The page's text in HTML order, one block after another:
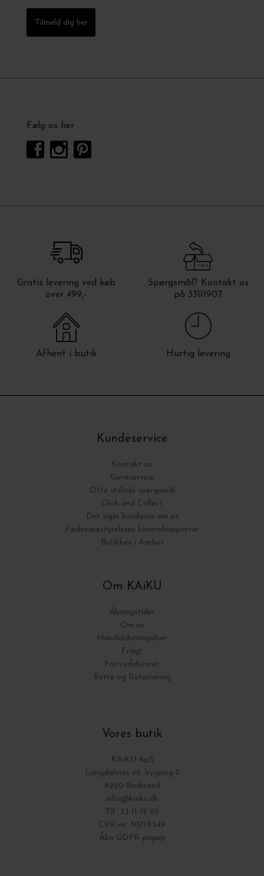
Tilmeld dig her
Følg os her
Gratis levering ved køb
over 499,-
Spørgsmål? Kontakt os
på 33111907
Afhent i butik Hurtig levering
Kundeservice
Kontakt os
Gaveservice
Ofte stillede spørgsmål
Click and Collect
Det siger kunderne om os
Fødevarestyrelsens kontrolrapporter
Butikken i Aarhus
Om KAiKU
Åbningstider
Om os
Handelsbetingelser
Fragt
Fortrydelsesret
Bytte og Returnering
Vores butik
KAiKU ApS
Langdalsvej 46, bygning 7
8220 Brabrand
info@kaiku.dk
Tlf. 33 11 19 07
CVR-nr. 30715349
Åbn GDPR-popup